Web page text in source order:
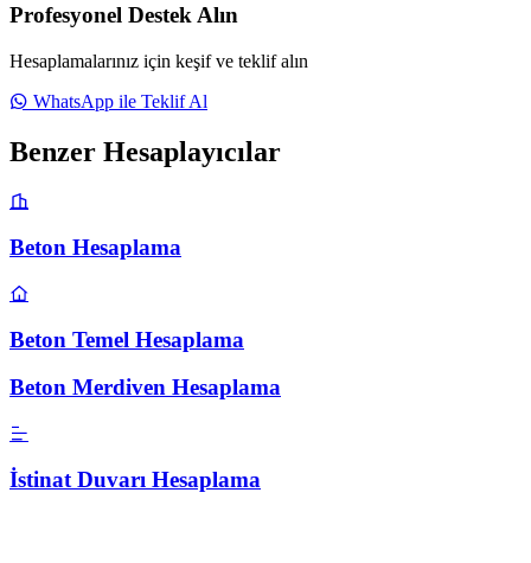
Profesyonel Destek Alın
Hesaplamalarınız için keşif ve teklif alın
WhatsApp ile Teklif Al
Benzer Hesaplayıcılar
Beton Hesaplama
Beton Temel Hesaplama
Beton Merdiven Hesaplama
İstinat Duvarı Hesaplama